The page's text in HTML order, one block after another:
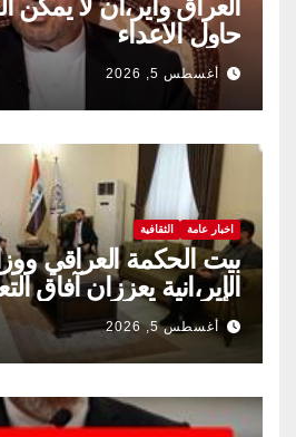
العراق واير،ان لا يمكن
حاول الاعداء
أغسطس 5, 2026
اخبار عامة الثقافية
بيت الحكمة العراقي
الإير،انية يعززان آفاق
والثقافي.
أغسطس 5, 2026